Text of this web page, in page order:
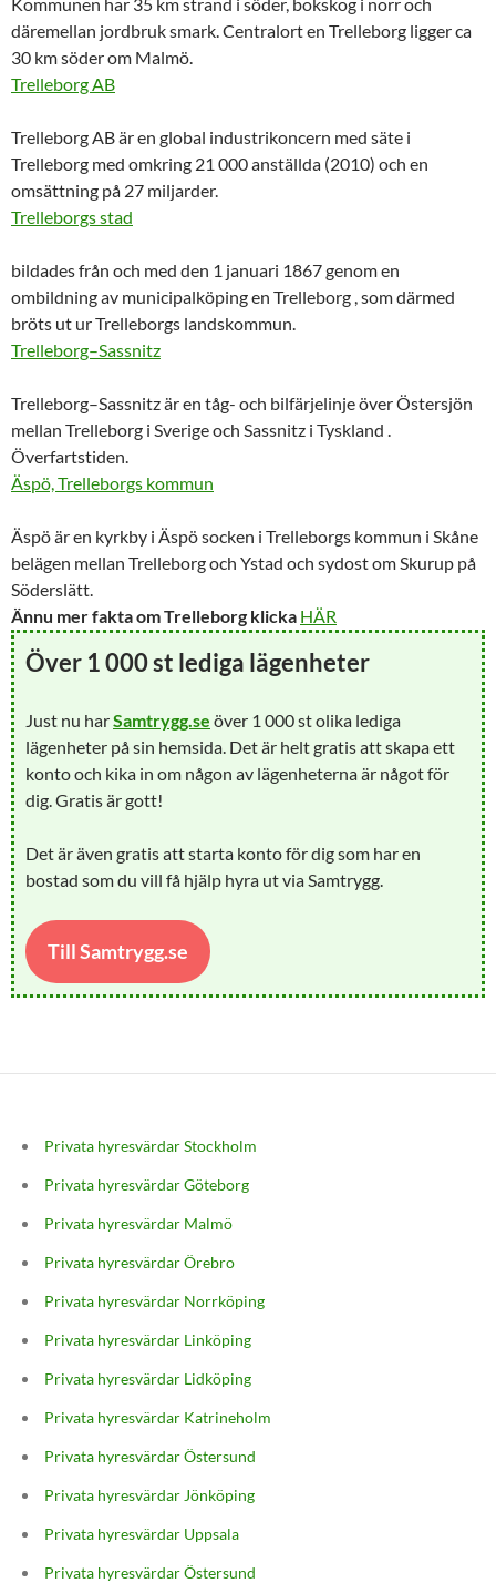
däremellan jordbruk smark. Centralort en Trelleborg ligger ca
30 km söder om Malmö.
Trelleborg AB
TrelleborgAB är en global industrikoncern med säte i
Trelleborg med omkring 21 000 anställda (2010) och en
omsättning på 27 miljarder.
Trelleborgs stad
bildades från och med den 1 januari 1867 genom en
ombildning av municipalköping en Trelleborg , som därmed
bröts ut ur Trelleborgs landskommun.
Trelleborg–Sassnitz
Trelleborg–Sassnitz är en tåg- och bilfärjelinje över Östersjön
mellan Trelleborg i Sverige och Sassnitz i Tyskland .
Överfartstiden.
Äspö, Trelleborgs kommun
Äspö är en kyrkby i Äspö socken i Trelleborgs kommun i Skåne
belägen mellan Trelleborgoch Ystad och sydost om Skurup på
Söderslätt.
Ännu mer fakta om Trelleborg klicka HÄR
Över 1 000 st lediga lägenheter
Just nu harSamtrygg.se över 1 000 st olika lediga
lägenheter på sin hemsida. Det är helt gratis att skapa ett
konto och kika in om någon av lägenheterna är något för
dig. Gratis är gott!
Det är även gratis att starta konto för dig som har en
bostad som du vill få hjälp hyra ut via Samtrygg.
Till Samtrygg.se
Privata hyresvärdar Stockholm
Privata hyresvärdar Göteborg
Privata hyresvärdar Malmö
Privata hyresvärdar Örebro
Privata hyresvärdar Norrköping
Privata hyresvärdar Linköping
Privata hyresvärdar Lidköping
Privata hyresvärdar Katrineholm
Privata hyresvärdar Östersund
Privata hyresvärdar Jönköping
Privata hyresvärdar Uppsala
Privata hyresvärdar Östersund